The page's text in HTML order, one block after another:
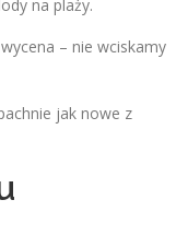
na plaży.
– nie wciskamy
jak nowe z